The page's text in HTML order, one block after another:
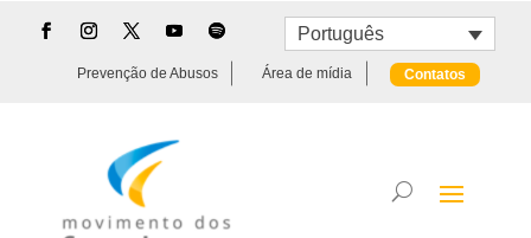
Português
Prevenção de Abusos Área de mídia Contatos